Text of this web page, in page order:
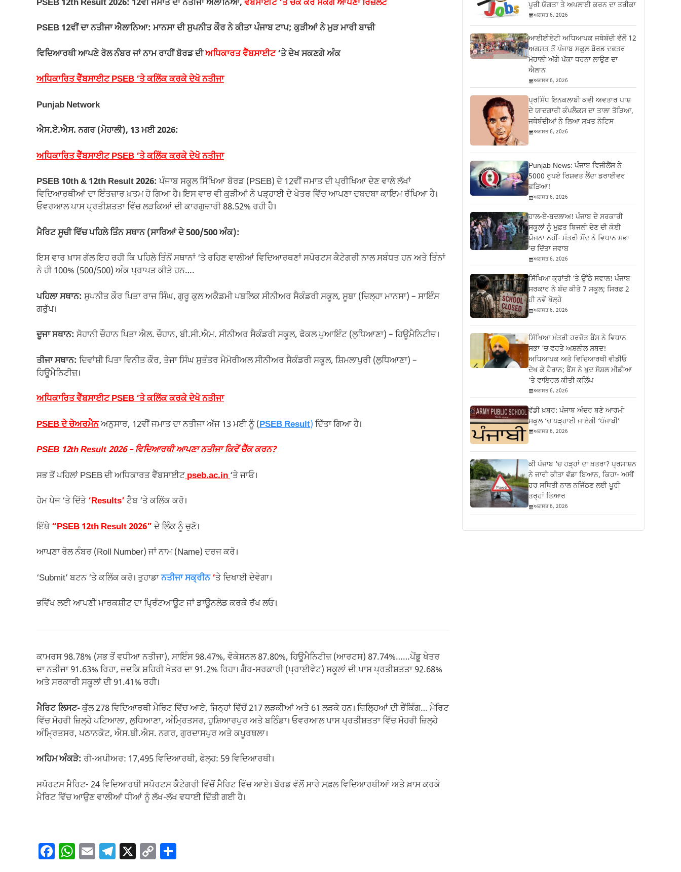
o
o
p
p
a
m n
k
PSEB 12th Result 2026: 12ਵੀਂ ਜਮਾਤ ਦਾ ਨਤੀਜਾ ਐਲਾਨਿਆ,ਵੈੱਬਸਾਈਟ ‘ਤੇ ਚੈੱਕ ਕਰ ਸਕੋਗੇ ਆਪਣਾ ਰਿਜ਼ਲਟ
PSEB 12ਵੀਂ ਦਾ ਨਤੀਜਾ ਐਲਾਨਿਆ: ਮਾਨਸਾ ਦੀ ਸੁਪਨੀਤ ਕੌਰ ਨੇ ਕੀਤਾ ਪੰਜਾਬ ਟਾਪ; ਕੁੜੀਆਂ ਨੇ ਮੁੜ ਮਾਰੀ ਬਾਜ਼ੀ
ਵਿਦਿਆਰਥੀ ਆਪਣੇ ਰੋਲ ਨੰਬਰ ਜਾਂ ਨਾਮ ਰਾਹੀਂ ਬੋਰਡ ਦੀਅਧਿਕਾਰਤ ਵੈੱਬਸਾਈਟ‘ਤੇ ਦੇਖ ਸਕਣਗੇ ਅੰਕ
ਅਧਿਕਾਰਿਤ ਵੈੱਬਸਾਈਟ PSEB ‘ਤੇ ਕਲਿੱਕ ਕਰਕੇ ਦੇਖੋ ਨਤੀਜਾ
Punjab Network
ਐਸ.ਏ.ਐਸ. ਨਗਰ (ਮੋਹਾਲੀ), 13 ਮਈ 2026:
ਅਧਿਕਾਰਿਤ ਵੈੱਬਸਾਈਟ PSEB ‘ਤੇ ਕਲਿੱਕ ਕਰਕੇ ਦੇਖੋ ਨਤੀਜਾ
PSEB 10th & 12th Result 2026:ਪੰਜਾਬ ਸਕੂਲ ਸਿੱਖਿਆ ਬੋਰਡ (PSEB) ਦੇ 12ਵੀਂ ਜਮਾਤ ਦੀ ਪ੍ਰੀਖਿਆ ਦੇਣ ਵਾਲੇ ਲੱਖਾਂ
ਵਿਦਿਆਰਥੀਆਂ ਦਾ ਇੰਤਜ਼ਾਰ ਖ਼ਤਮ ਹੋ ਗਿਆ ਹੈ। ਇਸ ਵਾਰ ਵੀ ਕੁੜੀਆਂ ਨੇ ਪੜ੍ਹਾਈ ਦੇ ਖੇਤਰ ਵਿੱਚ ਆਪਣਾ ਦਬਦਬਾ ਕਾਇਮ ਰੱਖਿਆ ਹੈ।
ਓਵਰਆਲ ਪਾਸ ਪ੍ਰਤੀਸ਼ਤਤਾ ਵਿੱਚ ਲੜਕਿਆਂ ਦੀ ਕਾਰਗੁਜ਼ਾਰੀ 88.52% ਰਹੀ ਹੈ।
ਮੈਰਿਟ ਸੂਚੀ ਵਿੱਚ ਪਹਿਲੇ ਤਿੰਨ ਸਥਾਨ (ਸਾਰਿਆਂ ਦੇ 500/500 ਅੰਕ):
ਇਸ ਵਾਰ ਖ਼ਾਸ ਗੱਲ ਇਹ ਰਹੀ ਕਿ ਪਹਿਲੇ ਤਿੰਨੋਂ ਸਥਾਨਾਂ ‘ਤੇ ਰਹਿਣ ਵਾਲੀਆਂ ਵਿਦਿਆਰਥਣਾਂ ਸਪੋਰਟਸ ਕੈਟੇਗਰੀ ਨਾਲ ਸਬੰਧਤ ਹਨ ਅਤੇ ਤਿੰਨਾਂ
ਨੇ ਹੀ 100% (500/500) ਅੰਕ ਪ੍ਰਾਪਤ ਕੀਤੇ ਹਨ….
ਪਹਿਲਾ ਸਥਾਨ: ਸੁਪਨੀਤ ਕੌਰ ਪਿਤਾ ਰਾਜ ਸਿੰਘ, ਗੁਰੂ ਕੁਲ ਅਕੈਡਮੀ ਪਬਲਿਕ ਸੀਨੀਅਰ ਸੈਕੰਡਰੀ ਸਕੂਲ, ਸੂਬਾ (ਜ਼ਿਲ੍ਹਾ ਮਾਨਸਾ) – ਸਾਇੰਸ
ਗਰੁੱਪ।
ਦੂਜਾ ਸਥਾਨ: ਸੋਹਾਨੀ ਚੌਹਾਨ ਪਿਤਾ ਐਲ. ਚੌਹਾਨ, ਬੀ.ਸੀ.ਐਮ. ਸੀਨੀਅਰ ਸੈਕੰਡਰੀ ਸਕੂਲ, ਫੋਕਲ ਪੁਆਇੰਟ (ਲੁਧਿਆਣਾ) – ਹਿਊਮੈਨਿਟੀਜ਼।
ਤੀਜਾ ਸਥਾਨ: ਦਿਵਾਂਸ਼ੀ ਪਿਤਾ ਵਿਨੀਤ ਕੌਰ, ਤੇਜਾ ਸਿੰਘ ਸੁਤੰਤਰ ਮੈਮੋਰੀਅਲ ਸੀਨੀਅਰ ਸੈਕੰਡਰੀ ਸਕੂਲ, ਸ਼ਿਮਲਾਪੁਰੀ (ਲੁਧਿਆਣਾ) –
ਹਿਊਮੈਨਿਟੀਜ਼।
ਅਧਿਕਾਰਿਤ ਵੈੱਬਸਾਈਟ PSEB ‘ਤੇ ਕਲਿੱਕ ਕਰਕੇ ਦੇਖੋ ਨਤੀਜਾ
PSEB ਦੇ ਚੇਅਰਮੈਨਅਨੁਸਾਰ, 12ਵੀਂ ਜਮਾਤ ਦਾ ਨਤੀਜਾ ਅੱਜ 13 ਮਈ ਨੂੰ (PSEB Result) ਦਿੱਤਾ ਗਿਆ ਹੈ।
PSEB 12th Result 2026 – ਵਿਦਿਆਰਥੀ ਆਪਣਾ ਨਤੀਜਾ ਕਿਵੇਂ ਚੈੱਕ ਕਰਨ?
ਸਭ ਤੋਂ ਪਹਿਲਾਂ PSEB ਦੀ ਅਧਿਕਾਰਤ ਵੈੱਬਸਾਈਟ pseb.ac.in ‘ਤੇ ਜਾਓ।
ਹੋਮ ਪੇਜ ‘ਤੇ ਦਿੱਤੇ‘Results’ ਟੈਬ ‘ਤੇ ਕਲਿੱਕ ਕਰੋ।
ਇੱਥੇ “PSEB 12th Result 2026”ਦੇ ਲਿੰਕ ਨੂੰ ਚੁਣੋ।
ਆਪਣਾ ਰੋਲ ਨੰਬਰ (Roll Number) ਜਾਂ ਨਾਮ (Name) ਦਰਜ ਕਰੋ।
‘Submit’ ਬਟਨ ‘ਤੇ ਕਲਿੱਕ ਕਰੋ। ਤੁਹਾਡਾਨਤੀਜਾ ਸਕ੍ਰੀਨ‘ਤੇ ਦਿਖਾਈ ਦੇਵੇਗਾ।
ਭਵਿੱਖ ਲਈ ਆਪਣੀ ਮਾਰਕਸ਼ੀਟ ਦਾ ਪ੍ਰਿੰਟਆਊਟ ਜਾਂ ਡਾਊਨਲੋਡ ਕਰਕੇ ਰੱਖ ਲਓ।
ਕਾਮਰਸ 98.78% (ਸਭ ਤੋਂ ਵਧੀਆ ਨਤੀਜਾ), ਸਾਇੰਸ 98.47%, ਵੋਕੇਸ਼ਨਲ 87.80%, ਹਿਊਮੈਨਿਟੀਜ਼ (ਆਰਟਸ) 87.74%……ਪੇਂਡੂ ਖੇਤਰ
ਦਾ ਨਤੀਜਾ 91.63% ਰਿਹਾ, ਜਦਕਿ ਸ਼ਹਿਰੀ ਖੇਤਰ ਦਾ 91.2% ਰਿਹਾ। ਗੈਰ-ਸਰਕਾਰੀ (ਪ੍ਰਾਈਵੇਟ) ਸਕੂਲਾਂ ਦੀ ਪਾਸ ਪ੍ਰਤੀਸ਼ਤਤਾ 92.68%
ਅਤੇ ਸਰਕਾਰੀ ਸਕੂਲਾਂ ਦੀ 91.41% ਰਹੀ।
ਮੈਰਿਟ ਲਿਸਟ-ਕੁੱਲ 278 ਵਿਦਿਆਰਥੀ ਮੈਰਿਟ ਵਿੱਚ ਆਏ, ਜਿਨ੍ਹਾਂ ਵਿੱਚੋਂ 217 ਲੜਕੀਆਂ ਅਤੇ 61 ਲੜਕੇ ਹਨ। ਜ਼ਿਲ੍ਹਿਆਂ ਦੀ ਰੈਂਕਿੰਗ… ਮੈਰਿਟ
ਵਿੱਚ ਮੋਹਰੀ ਜ਼ਿਲ੍ਹੇ ਪਟਿਆਲਾ, ਲੁਧਿਆਣਾ, ਅੰਮ੍ਰਿਤਸਰ, ਹੁਸ਼ਿਆਰਪੁਰ ਅਤੇ ਬਠਿੰਡਾ। ਓਵਰਆਲ ਪਾਸ ਪ੍ਰਤੀਸ਼ਤਤਾ ਵਿੱਚ ਮੋਹਰੀ ਜ਼ਿਲ੍ਹੇ
ਅੰਮ੍ਰਿਤਸਰ, ਪਠਾਨਕੋਟ, ਐਸ.ਬੀ.ਐਸ. ਨਗਰ, ਗੁਰਦਾਸਪੁਰ ਅਤੇ ਕਪੂਰਥਲਾ।
ਅਹਿਮ ਅੰਕੜੇ: ਰੀ-ਅਪੀਅਰ: 17,495 ਵਿਦਿਆਰਥੀ, ਫੇਲ੍ਹ: 59 ਵਿਦਿਆਰਥੀ।
ਸਪੋਰਟਸ ਮੈਰਿਟ- 24 ਵਿਦਿਆਰਥੀ ਸਪੋਰਟਸ ਕੈਟੇਗਰੀ ਵਿੱਚੋਂ ਮੈਰਿਟ ਵਿੱਚ ਆਏ। ਬੋਰਡ ਵੱਲੋਂ ਸਾਰੇ ਸਫ਼ਲ ਵਿਦਿਆਰਥੀਆਂ ਅਤੇ ਖ਼ਾਸ ਕਰਕੇ
ਮੈਰਿਟ ਵਿੱਚ ਆਉਣ ਵਾਲੀਆਂ ਧੀਆਂ ਨੂੰ ਲੱਖ-ਲੱਖ ਵਧਾਈ ਦਿੱਤੀ ਗਈ ਹੈ।
F W E T X C
ਪੂਰੀ ਯੋਗਤਾ ਤੇ ਅਪਲਾਈ ਕਰਨ ਦਾ ਤਰੀਕਾ
ਅਗਸਤ 6, 2026
ਆਈਈਏਟੀ ਅਧਿਆਪਕ ਜਥੇਬੰਦੀ ਵੱਲੋਂ 12
ਅਗਸਤ ਤੋਂ ਪੰਜਾਬ ਸਕੂਲ ਬੋਰਡ ਦਫਤਰ
ਮੋਹਾਲੀ ਅੱਗੇ ਪੱਕਾ ਧਰਨਾ ਲਾਉਣ ਦਾ
ਐਲਾਨ
ਅਗਸਤ 6, 2026
ਪ੍ਰਸਿੱਧ ਇਨਕਲਾਬੀ ਕਵੀ ਅਵਤਾਰ ਪਾਸ਼
ਦੇ ਯਾਦਗਾਰੀ ਕੰਪਲੈਕਸ ਦਾ ਤਾਲਾ ਤੋੜਿਆ,
ਜਥੇਬੰਦੀਆਂ ਨੇ ਲਿਆ ਸਖ਼ਤ ਨੋਟਿਸ
ਅਗਸਤ 6, 2026
Punjab News: ਪੰਜਾਬ ਵਿਜੀਲੈਂਸ ਨੇ
5000 ਰੁਪਏ ਰਿਸ਼ਵਤ ਲੈਂਦਾ ਡਰਾਈਵਰ
ਫੜਿਆ!
ਅਗਸਤ 6, 2026
ਹਾਲ-ਏ-ਬਦਲਾਅ! ਪੰਜਾਬ ਦੇ ਸਰਕਾਰੀ
ਸਕੂਲਾਂ ਨੂੰ ਮੁਫ਼ਤ ਬਿਜਲੀ ਦੇਣ ਦੀ ਕੋਈ
ਯੋਜਨਾ ਨਹੀਂ- ਮੰਤਰੀ ਸੌਂਦ ਨੇ ਵਿਧਾਨ ਸਭਾ
‘ਚ ਦਿੱਤਾ ਜਵਾਬ
ਅਗਸਤ 6, 2026
ਸਿੱਖਿਆ ਕ੍ਰਾਂਤੀ ‘ਤੇ ਉੱਠੇ ਸਵਾਲ! ਪੰਜਾਬ
ਸਰਕਾਰ ਨੇ ਬੰਦ ਕੀਤੇ 7 ਸਕੂਲ; ਸਿਰਫ਼ 2
ਹੀ ਨਵੇਂ ਖੋਲ੍ਹੇ
ਅਗਸਤ 6, 2026
ਸਿੱਖਿਆ ਮੰਤਰੀ ਹਰਜੋਤ ਬੈਂਸ ਨੇ ਵਿਧਾਨ
ਸਭਾ ‘ਚ ਵਰਤੇ ਅਸ਼ਲੀਲ ਸ਼ਬਦ!
ਅਧਿਆਪਕ ਅਤੇ ਵਿਦਿਆਰਥੀ ਵੀਡੀਓ
ਦੇਖ ਕੇ ਹੈਰਾਨ; ਬੈਂਸ ਨੇ ਖੁਦ ਸੋਸ਼ਲ ਮੀਡੀਆ
‘ਤੇ ਵਾਇਰਲ ਕੀਤੀ ਕਲਿੱਪ
ਅਗਸਤ 6, 2026
ਵੱਡੀ ਖ਼ਬਰ: ਪੰਜਾਬ ਅੰਦਰ ਬਣੇ ਆਰਮੀ
ਸਕੂਲ ‘ਚ ਪੜ੍ਹਾਈ ਜਾਏਗੀ ‘ਪੰਜਾਬੀ’
ਅਗਸਤ 6, 2026
ਕੀ ਪੰਜਾਬ ‘ਚ ਹੜ੍ਹਾਂ ਦਾ ਖ਼ਤਰਾ? ਪ੍ਰਸਾਸ਼ਨ
ਨੇ ਜਾਰੀ ਕੀਤਾ ਵੱਡਾ ਬਿਆਨ, ਕਿਹਾ- ਅਸੀਂ
ਹਰ ਸਥਿਤੀ ਨਾਲ ਨਜਿੱਠਣ ਲਈ ਪੂਰੀ
ਤਰ੍ਹਾਂ ਤਿਆਰ
ਅਗਸਤ 6, 2026